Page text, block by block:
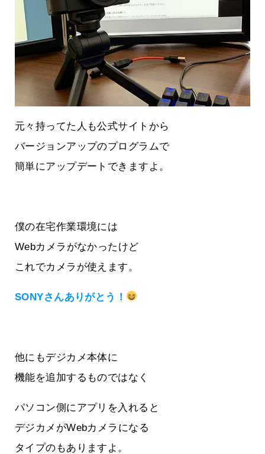
元々持ってた人も公式サイトから
バージョンアップのプログラムで
簡単にアップデートできますよ。
僕の在宅作業環境には
Webカメラがなかったけど
これでカメラが使えます。
SONYさんありがとう！
他にもデジカメ本体に
機能を追加するものではなく
パソコン側にアプリを入れると
デジカメがWebカメラになる
タイプのもありますよ。